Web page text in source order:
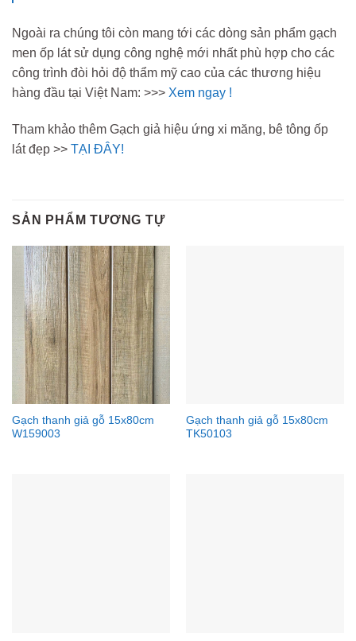
Ngoài ra chúng tôi còn mang tới các dòng sản phẩm gạch
men ốp lát sử dụng công nghệ mới nhất phù hợp cho các
công trình đòi hỏi độ thẩm mỹ cao của các thương hiệu
hàng đầu tại Việt Nam: >>> Xem ngay !
Tham khảo thêm Gạch giả hiệu ứng xi măng, bê tông ốp
lát đẹp >> TẠI ĐÂY!
SẢN PHẨM TƯƠNG TỰ
Gạch thanh giả gỗ 15x80cm
W159003
Gạch thanh giả gỗ 15x80cm
TK50103